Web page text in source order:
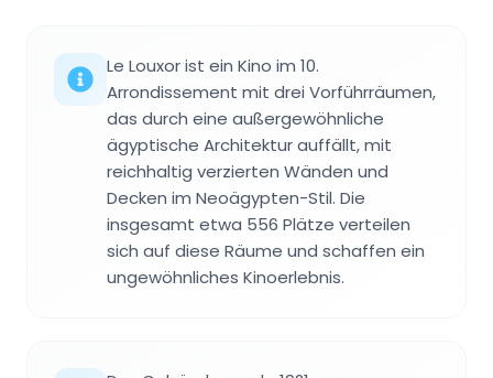
Le Louxor ist ein Kino im 10.
Arrondissement mit drei Vorführräumen,
das durch eine außergewöhnliche
ägyptische Architektur auffällt, mit
reichhaltig verzierten Wänden und
Decken im Neoägypten-Stil. Die
insgesamt etwa 556 Plätze verteilen
sich auf diese Räume und schaffen ein
ungewöhnliches Kinoerlebnis.